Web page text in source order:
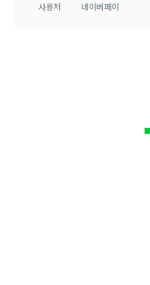
사용처
네이버페이